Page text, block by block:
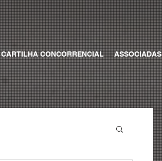
CARTILHA CONCORRENCIAL ASSOCIADAS